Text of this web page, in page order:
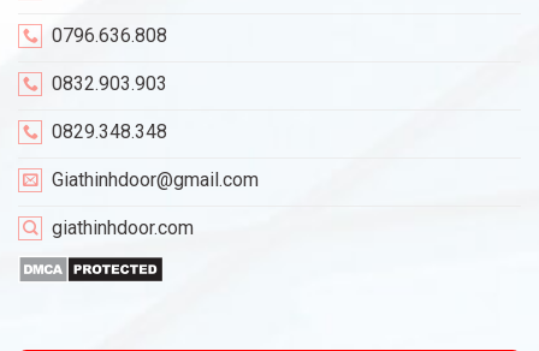
0796.636.808
0832.903.903
0829.348.348
Giathinhdoor@gmail.com
giathinhdoor.com